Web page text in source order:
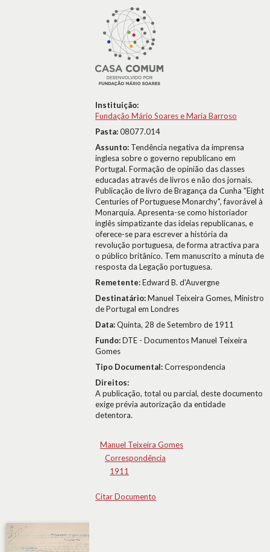
Instituição:
Fundação Mário Soares e Maria Barroso
Pasta:08077.014
Assunto: Tendência negativa da imprensa
inglesa sobre o governo republicano em
Portugal. Formação de opinião das classes
educadas através de livros e não dos jornais.
Publicação de livro de Bragança da Cunha "Eight
Centuries of Portuguese Monarchy", favorável à
Monarquia. Apresenta-se como historiador
inglês simpatizante das ideias republicanas, e
oferece-se para escrever a história da
revolução portuguesa, de forma atractiva para
o público britânico. Tem manuscrito a minuta de
resposta da Legação portuguesa.
Remetente:Edward B. d'Auvergne
Destinatário:Manuel Teixeira Gomes, Ministro
de Portugal em Londres
Data:Quinta, 28 de Setembro de 1911
Fundo:DTE - Documentos Manuel Teixeira
Gomes
Tipo Documental:Correspondencia
Direitos:
A publicação, total ou parcial, deste documento
exige prévia autorização da entidade
detentora.
Manuel Teixeira Gomes
Correspondência
1911
Citar Documento